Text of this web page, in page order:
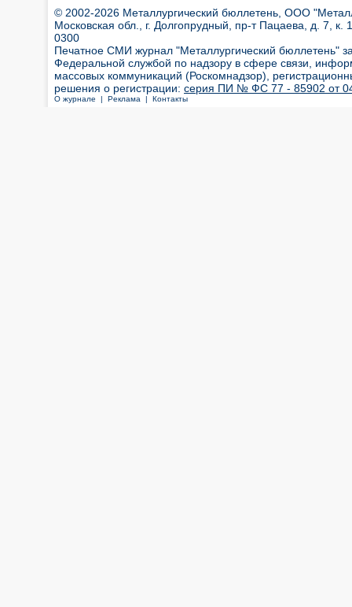
© 2002-2026 Металлургический бюллетень, ООО
Московская обл., г. Долгопрудный, пр-т Пацаева, д. 7,
0300
Печатное СМИ журнал "Металлургический бюллетень"
Федеральной службой по надзору в сфере связи,
массовых коммуникаций (Роскомнадзор),
решения о регистрации: серия ПИ № ФС 77 - 85902 от 04
О журнале | Реклама | Контакты